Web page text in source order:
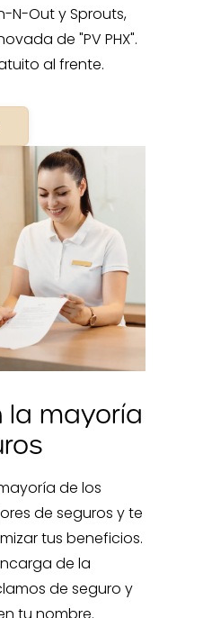
N-Out y Sprouts,
de "PV PHX".
al frente.
la mayoría
de los
de seguros y te
tus beneficios.
de la
de seguro y
tu nombre.